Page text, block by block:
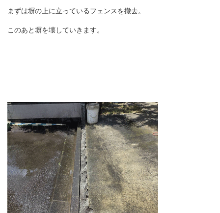
まずは塀の上に立っているフェンスを撤去。
このあと塀を壊していきます。